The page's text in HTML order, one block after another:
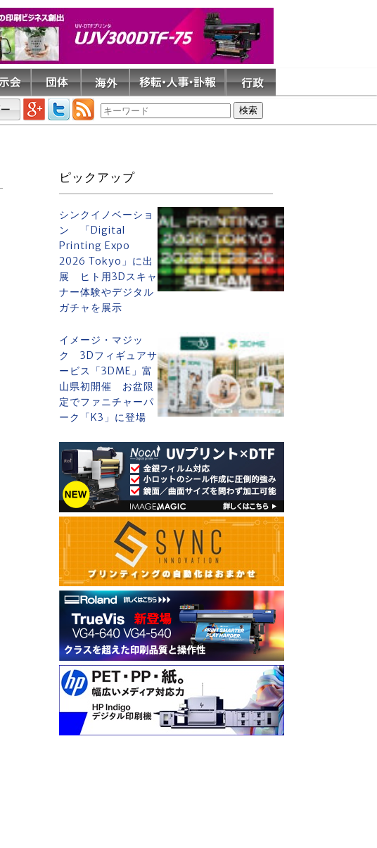
ピックアップ
シンクイノベーショ
ン 「Digital
Printing Expo
2026 Tokyo」に出
展 ヒト用3Dスキャ
ナー体験やデジタル
ガチャを展示
イメージ・マジッ
ク 3Dフィギュアサ
ービス「3DME」富
山県初開催 お盆限
定でファニチャーパ
ーク「K3」に登場